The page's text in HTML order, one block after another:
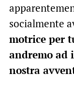
socialmente
motrice per
andremo ad
nostra